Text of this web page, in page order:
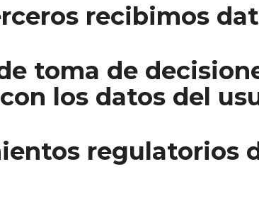
recibimos
toma de
los datos del
regulatorios